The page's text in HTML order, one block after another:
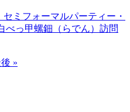
セミフォーマルパーティー・
べっ甲螺鈿（らでん） 訪問
»